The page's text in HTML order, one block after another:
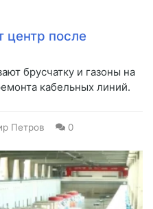
центр после
брусчатку и газоны на
кабельных линий.
Петров 0